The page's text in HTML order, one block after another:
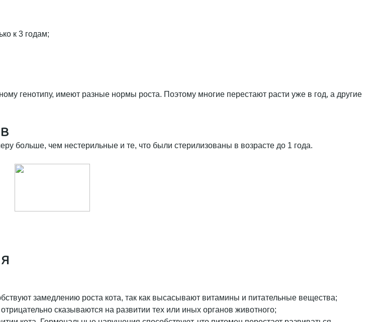
к 3 годам;
генотипу, имеют разные нормы роста. Поэтому многие перестают расти уже в год, а другие
больше, чем нестерильные и те, что были стерилизованы в возрасте до 1 года.
замедлению роста кота, так как высасывают витамины и питательные вещества;
сказываются на развитии тех или иных органов животного;